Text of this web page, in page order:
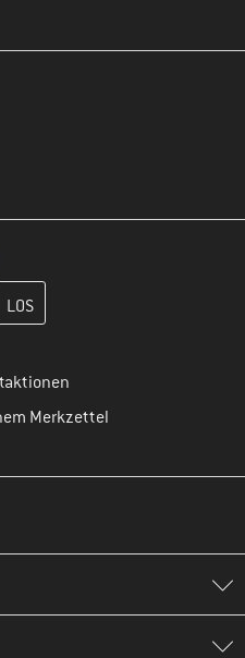
und erstelle im nächsten
Merkzettel